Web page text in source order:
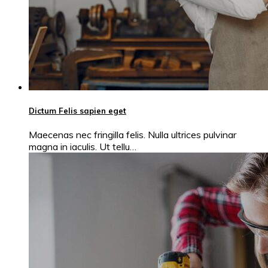
Dictum Felis sapien eget
Maecenas nec fringilla felis. Nulla ultrices pulvinar
magna in iaculis. Ut tellu…